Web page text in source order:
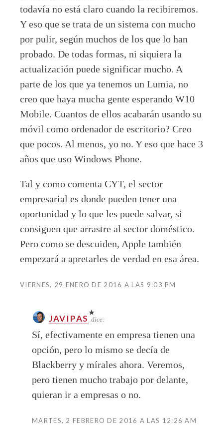
todavía no está claro cuando la recibiremos.
Y eso que se trata de un sistema con mucho
por pulir, según muchos de los que lo han
probado. De todas formas, ni siquiera la
actualización puede significar mucho. A
parte de los que ya tenemos un Lumia, no
creo que haya mucha gente esperando W10
Mobile. Cuantos de ellos acabarán usando su
móvil como ordenador de escritorio? Creo
que pocos. Al menos, yo no. Y eso que hace 3
años que uso Windows Phone.
Tal y como comenta CYT, el sector
empresarial es donde pueden tener una
oportunidad y lo que les puede salvar, si
consiguen que arrastre al sector doméstico.
Pero como se descuiden, Apple también
empezará a apretarles de verdad en esa área.
VIERNES, 29 ENERO DE 2016 A LAS 9:03 PM
JAVIPAS dice:
Sí, efectivamente en empresa tienen una
opción, pero lo mismo se decía de
Blackberry y mírales ahora. Veremos,
pero tienen mucho trabajo por delante,
quieran ir a empresas o no.
MARTES, 2 FEBRERO DE 2016 A LAS 12:26 AM